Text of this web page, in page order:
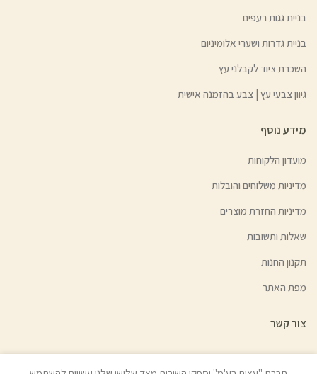
בניית גגות רעפים
בניית גדרות ושערי אלומיניום
השכרת ציוד לקבלני עץ
גיוון צבעי עץ | צבע בהזמנה אישית
מידע נוסף
מועדון הלקוחות
מדיניות משלוחים והובלות
מדיניות החזרת מוצרים
שאלות ותשובות
תקנון החנות
מפת האתר
צור קשר